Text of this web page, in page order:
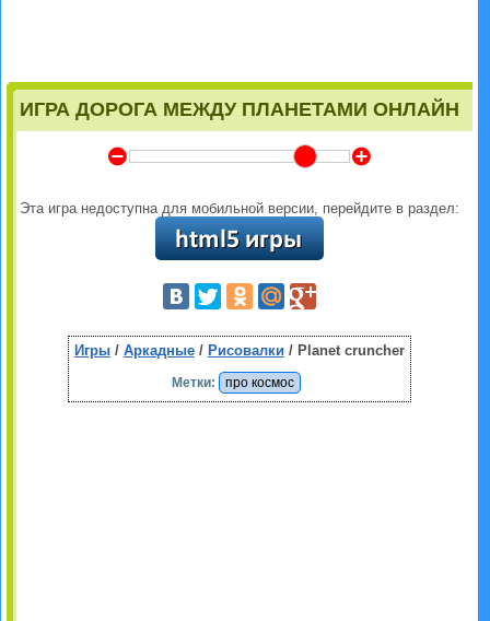
ИГРА ДОРОГА МЕЖДУ ПЛАНЕТАМИ ОНЛАЙН
Y Z
Эта игра недоступна для мобильной версии, перейдите в раздел:
Игры/ Аркадные/ Рисовалки / Planet cruncher
Метки: про космос